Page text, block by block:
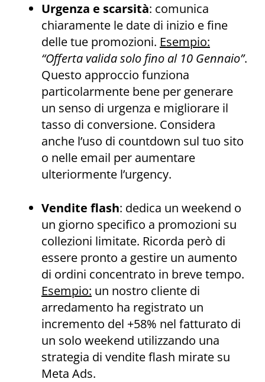
Urgenza e scarsità: comunica
chiaramente le date di inizio e fine
delle tue promozioni. Esempio:
“Offerta valida solo fino al 10 Gennaio”.
Questo approccio funziona
particolarmente bene per generare
un senso di urgenza e migliorare il
tasso di conversione. Considera
anche l’uso di countdown sul tuo sito
o nelle email per aumentare
ulteriormente l’urgency.
Vendite flash: dedica un weekend o
un giorno specifico a promozioni su
collezioni limitate. Ricorda però di
essere pronto a gestire un aumento
di ordini concentrato in breve tempo.
Esempio: un nostro cliente di
arredamento ha registrato un
incremento del +58% nel fatturato di
un solo weekend utilizzando una
strategia di vendite flash mirate su
Meta Ads.